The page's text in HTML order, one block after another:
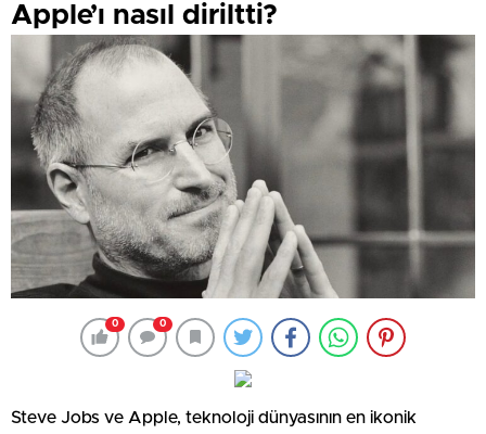
Apple’ı nasıl diriltti?
0 0
Steve Jobs ve Apple, teknoloji dünyasının en ikonik